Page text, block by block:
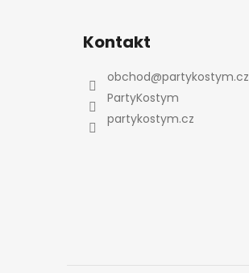
Kontakt
obchod@partykostym.cz
PartyKostym
partykostym.cz